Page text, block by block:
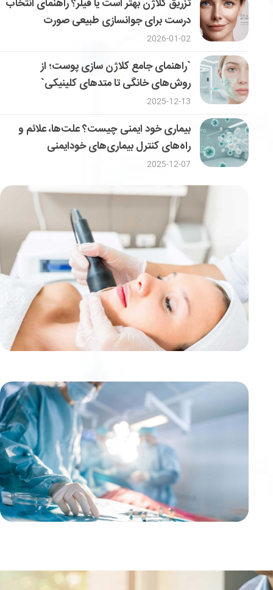
تزریق کلاژن بهتر است یا فیلر؟ راهنمای انتخاب
درست برای جوانسازی طبیعی صورت
2026-01-02
`راهنمای جامع کلاژن سازی پوست؛ از
روش‌های خانگی تا متدهای کلینیکی`
2025-12-13
بیماری خود ایمنی چیست؟ علت‌ها، علائم و
راه‌های کنترل بیماری‌های خودایمنی
2025-12-07